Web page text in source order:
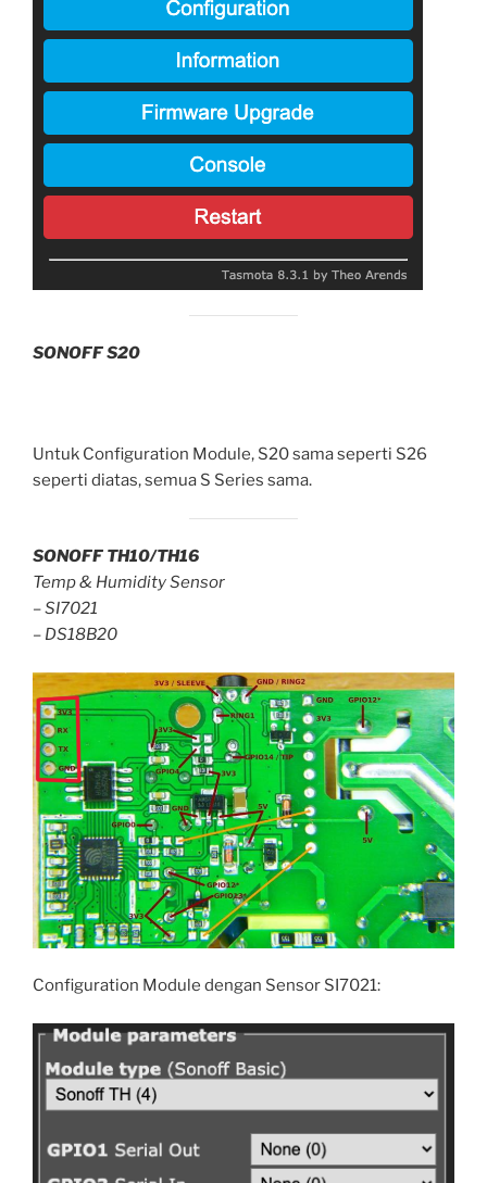
SONOFF S20
Untuk Configuration Module, S20 sama seperti S26
seperti diatas, semua S Series sama.
SONOFF TH10/TH16
Temp & Humidity Sensor
–SI7021
– DS18B20
Configuration Module dengan Sensor SI7021: